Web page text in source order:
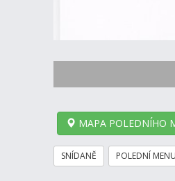
MAPA POLEDNÍHO
SNÍDANĚ POLEDNÍ MENU